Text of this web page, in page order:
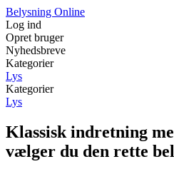
Belysning Online
Log ind
Opret bruger
Nyhedsbreve
Kategorier
Lys
Kategorier
Lys
Klassisk indretning
vælger du den rette